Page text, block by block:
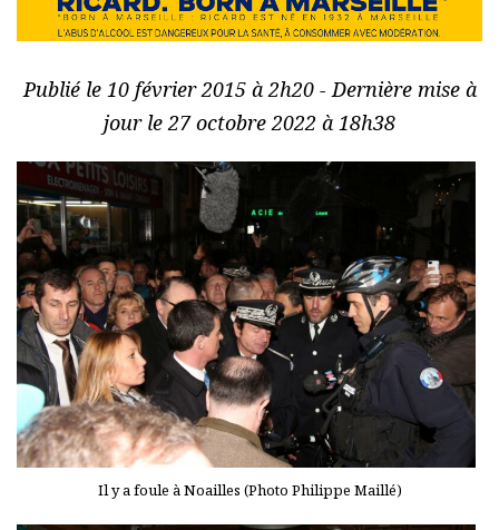
Publié le 10 février 2015 à 2h20 - Dernière mise à
jour le 27 octobre 2022 à 18h38
Il y a foule à Noailles (Photo Philippe Maillé)